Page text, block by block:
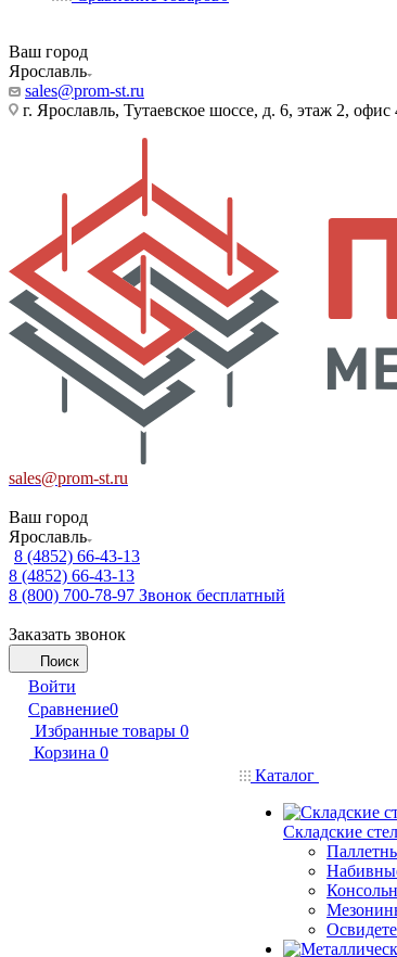
Ваш город
Ярославль
sales@prom-st.ru
г. Ярославль, Тутаевское шоссе, д. 6, этаж 2, офис
sales@prom-st.ru
Ваш город
Ярославль
8 (4852) 66-43-13
8 (4852) 66-43-13
8 (800) 700-78-97 Звонок бесплатный
Заказать звонок
Поиск
Войти
Сравнение0
Избранные товары 0
Корзина 0
Каталог
Складские